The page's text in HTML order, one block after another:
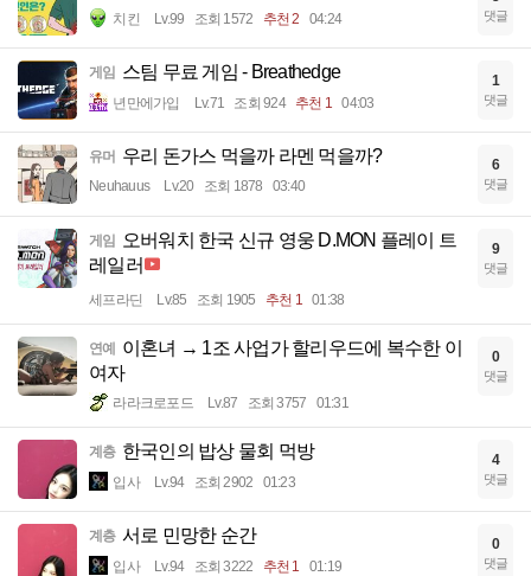
치킨 Lv.99 조회 1572 추천 2 04:24 댓글
게임 스팀 무료 게임 - Breathedge
년만에가입 Lv.71 조회 924 추천 1 04:03
1
댓글
유머 우리 돈가스 먹을까 라멘 먹을까?
Neuhauus Lv.20 조회 1878 03:40
6
댓글
게임 오버워치 한국 신규 영웅 D.MON 플레이 트
레일러
세프라딘 Lv.85 조회 1905 추천 1 01:38
9
댓글
연예 이혼녀 → 1조 사업가 할리우드에 복수한 이
여자
라라크로포드 Lv.87 조회 3757 01:31
0
댓글
계층 한국인의 밥상 물회 먹방
입사 Lv.94 조회 2902 01:23
4
댓글
계층 서로 민망한 순간
입사 Lv.94 조회 3222 추천 1 01:19
0
댓글